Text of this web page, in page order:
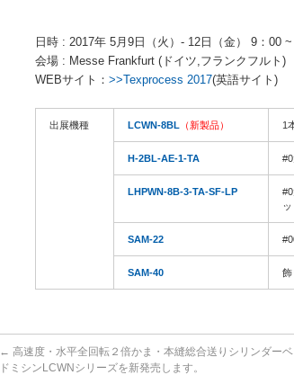
日時 : 2017年 5月9日（火）- 12日（金） 9：00
会場 : Messe Frankfurt (ドイツ,フランクフルト
WEBサイト： >>Texprocess 2017(英語サイト)
出展機種 LCWN-8BL （新製品） 1
H-2BL-AE-1-TA
LHPWN-8B-3-TA-SF-LP
SAM-22
SAM-40 飾
← 高速度・水平全回転２倍かま・本縫総合送りシリンダーベ
ドミシンLCWNシリーズを新発売します。